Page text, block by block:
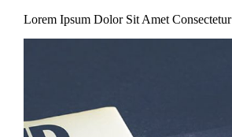
Lorem Ipsum Dolor Sit Amet Consectetur